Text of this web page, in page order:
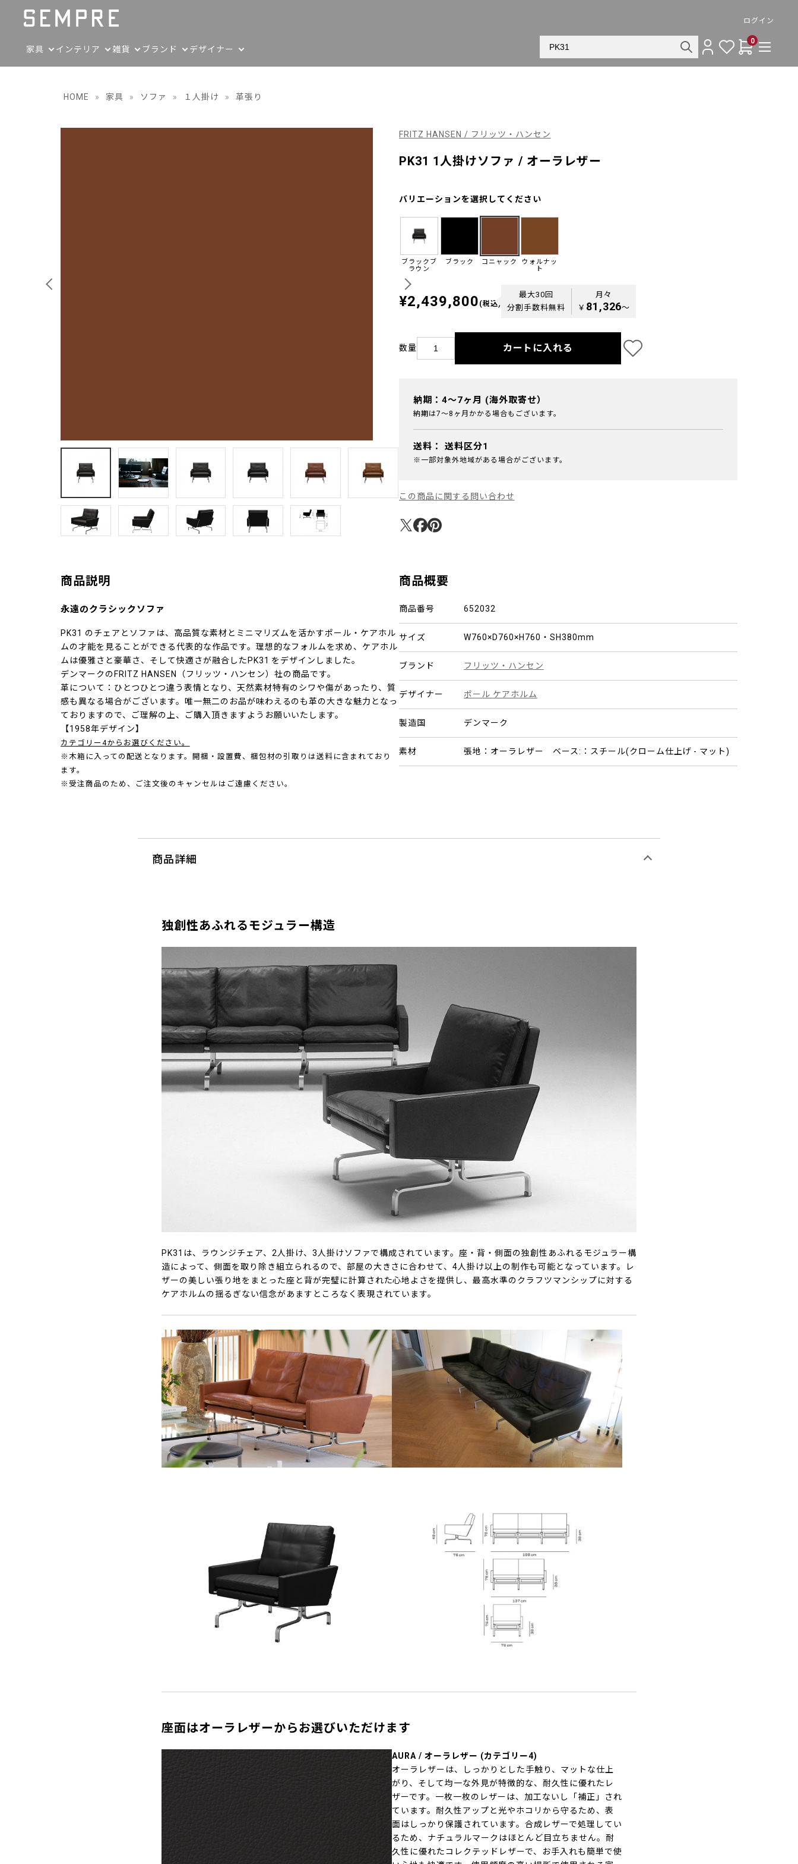
ログイン
家具 インテリア 雑貨 ブランド デザイナー
0
HOME » 家具 » ソファ » １人掛け » 革張り
FRITZ HANSEN / フリッツ・ハンセン
PK31 1人掛けソファ / オーラレザー
バリエーションを選択してください
ブラックブ
ラウン
ブラック コニャック
ウォルナッ
ト
¥2,439,800 (税込)
最大30回
分割手数料無料
月々
￥ 81,326〜
数量 カートに入れる
納期：4～7ヶ月 (海外取寄せ）
納期は7～8ヶ月かかる場合もございます。
送料： 送料区分1
※一部対象外地域がある場合がございます。
この商品に関する問い合わせ
商品説明
永遠のクラシックソファ
PK31 のチェアとソファは、高品質な素材とミニマリズムを活かすポール・ケアホル
ムの才能を見ることができる代表的な作品です。理想的なフォルムを求め、ケアホル
ムは優雅さと豪華さ、そして快適さが融合したPK31 をデザインしました。
デンマークのFRITZ HANSEN（フリッツ・ハンセン）社の商品です。
革について：ひとつひとつ違う表情となり、天然素材特有のシワや傷があったり、質
感も異なる場合がございます。唯一無二のお品が味わえるのも革の大きな魅力となっ
ておりますので、ご理解の上、ご購入頂きますようお願いいたします。
【1958年デザイン】
カテゴリー4からお選びください。
※木箱に入っての配送となります。開梱・設置費、梱包材の引取りは送料に含まれており
ます。
※受注商品のため、ご注文後のキャンセルはご遠慮ください。
商品概要
商品番号 652032
サイズ W760×D760×H760・SH380mm
ブランド フリッツ・ハンセン
デザイナー ポール ケアホルム
製造国 デンマーク
素材 張地：オーラレザー ベース:：スチール(クローム仕上げ - マット)
商品詳細
独創性あふれるモジュラー構造
PK31は、ラウンジチェア、2人掛け、3人掛けソファで構成されています。座・背・側面の独創性あふれるモジュラー構
造によって、側面を取り除き組立られるので、部屋の大きさに合わせて、4人掛け以上の制作も可能となっています。レ
ザーの美しい張り地をまとった座と背が完璧に計算された心地よさを提供し、最高水準のクラフツマンシップに対する
ケアホルムの揺るぎない信念があますところなく表現されています。
座面はオーラレザーからお選びいただけます
AURA / オーラレザー (カテゴリー4)
オーラレザーは、しっかりとした手触り、マットな仕上
がり、そして均一な外見が特徴的な、耐久性に優れたレ
ザーです。一枚一枚のレザーは、加工ないし「補正」され
ています。耐久性アップと光やホコリから守るため、表
面はしっかり保護されています。合成レザーで処理してい
るため、ナチュラルマークはほとんど目立ちません。耐
久性に優れたコレクテッドレザーで、お手入れも簡単で使